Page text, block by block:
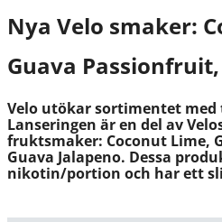
Nya Velo smaker:
Guava
Velo utökar sortimentet
Lanseringen är en del av
fruktsmaker: Coconut Lime,
Guava Jalapeno. Dessa
nikotin/portion och har ett